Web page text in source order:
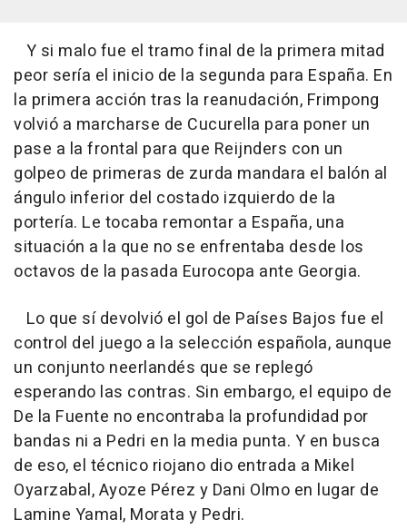
Y si malo fue el tramo final de la primera mitad
peor sería el inicio de la segunda para España. En
la primera acción tras la reanudación, Frimpong
volvió a marcharse de Cucurella para poner un
pase a la frontal para que Reijnders con un
golpeo de primeras de zurda mandara el balón al
ángulo inferior del costado izquierdo de la
portería. Le tocaba remontar a España, una
situación a la que no se enfrentaba desde los
octavos de la pasada Eurocopa ante Georgia.
Lo que sí devolvió el gol de Países Bajos fue el
control del juego a la selección española, aunque
un conjunto neerlandés que se replegó
esperando las contras. Sin embargo, el equipo de
De la Fuente no encontraba la profundidad por
bandas ni a Pedri en la media punta. Y en busca
de eso, el técnico riojano dio entrada a Mikel
Oyarzabal, Ayoze Pérez y Dani Olmo en lugar de
Lamine Yamal, Morata y Pedri.